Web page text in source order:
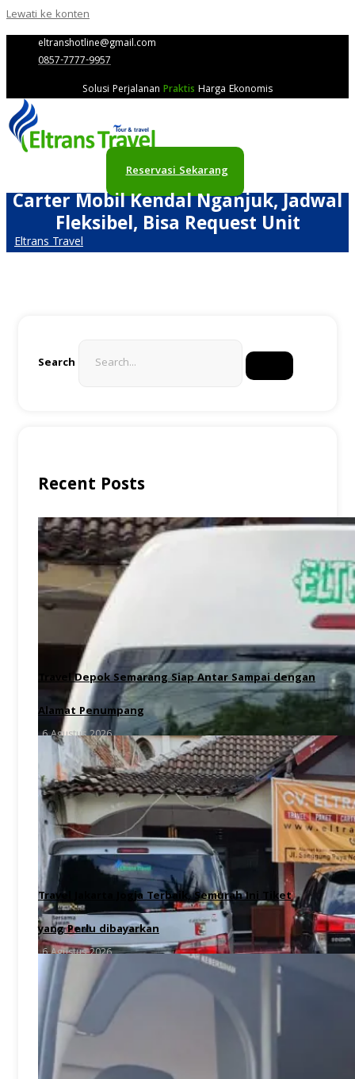
Lewati ke konten
eltranshotline@gmail.com
0857-7777-9957
Solusi Perjalanan Praktis Harga Ekonomis
Reservasi Sekarang
Carter Mobil Kendal Nganjuk, Jadwal
Fleksibel, Bisa Request Unit
Eltrans Travel
Search
Recent Posts
Travel Depok Semarang Siap Antar Sampai dengan
Alamat Penumpang
6 Agustus 2026
Travel Jakarta Jogja Terbaik, Semurah Ini Tiket
yang Perlu dibayarkan
6 Agustus 2026